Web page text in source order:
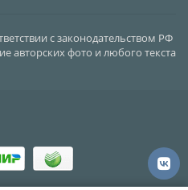
с законодательством РФ
авторских фото и любого текста